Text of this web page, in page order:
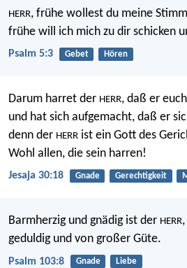
HERR, frühe wollest du meine
frühe will ich mich zu dir schicken
Psalm 5:3 Gebet Hören
Darum harret der HERR, daß er
und hat sich aufgemacht, daß er
denn der HERR ist ein Gott des
Wohl allen, die sein harren!
Jesaja 30:18 Gnade Gerechtigkeit
Barmherzig und gnädig ist der HERR,
geduldig und von großer Güte.
Psalm 103:8 Gnade Liebe